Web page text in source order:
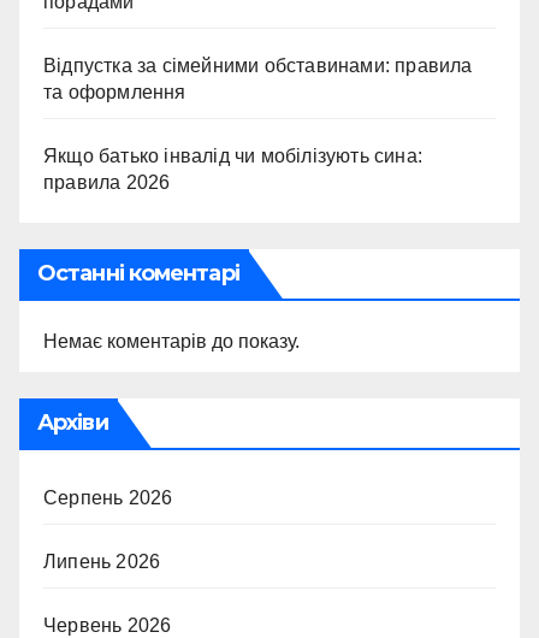
Відпустка за сімейними обставинами: правила
та оформлення
Якщо батько інвалід чи мобілізують сина:
правила 2026
Останні коментарі
Немає коментарів до показу.
Архіви
Серпень 2026
Липень 2026
Червень 2026